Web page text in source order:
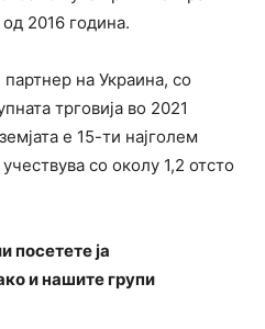
2016 година.
на Украина, со
трговија во 2021
е 15-ти најголем
со околу 1,2 отсто
посетете ја
и нашите групи